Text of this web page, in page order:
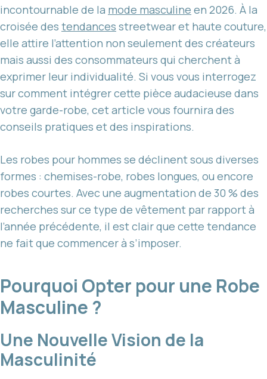
incontournable de la mode masculine en 2026. À la
croisée des tendances streetwear et haute couture,
elle attire l’attention non seulement des créateurs
mais aussi des consommateurs qui cherchent à
exprimer leur individualité. Si vous vous interrogez
sur comment intégrer cette pièce audacieuse dans
votre garde-robe, cet article vous fournira des
conseils pratiques et des inspirations.
Les robes pour hommes se déclinent sous diverses
formes : chemises-robe, robes longues, ou encore
robes courtes. Avec une augmentation de 30 % des
recherches sur ce type de vêtement par rapport à
l’année précédente, il est clair que cette tendance
ne fait que commencer à s’imposer.
Pourquoi Opter pour une Robe
Masculine ?
Une Nouvelle Vision de la
Masculinité